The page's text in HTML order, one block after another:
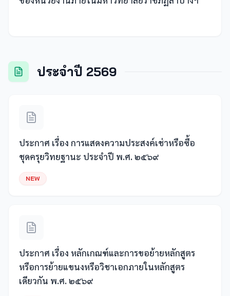
ประจำปี 2569
ประกาศ เรื่อง การแสดงความประสงค์เช่าหรือซื้อ
ชุดครุยวิทยฐานะ ประจำปี พ.ศ. ๒๕๖๙
NEW
ประกาศ เรื่อง หลักเกณฑ์และการขอย้ายหลักสูตร
หรือการย้ายแขนงหรือวิชาเอกภายในหลักสูตร
เดียวกัน พ.ศ. ๒๕๖๙